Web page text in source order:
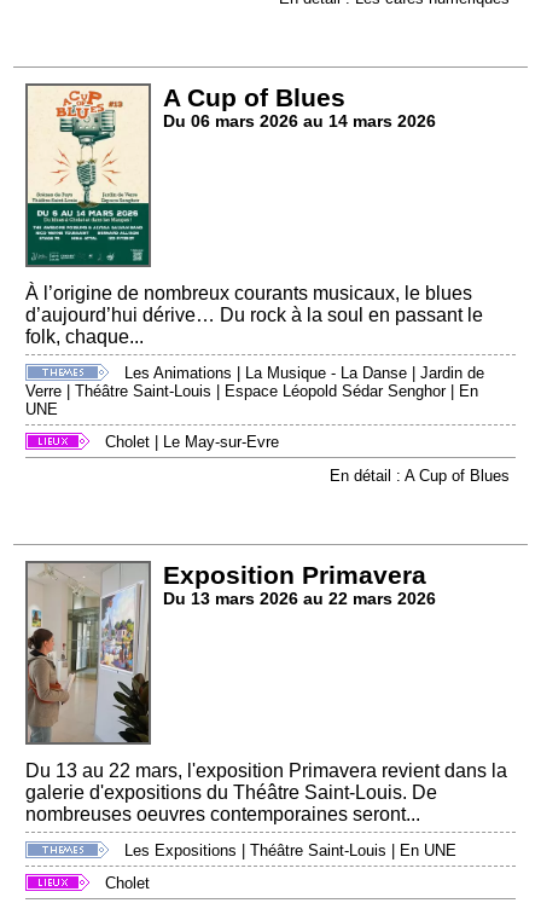
A Cup of Blues
Du 06 mars 2026 au 14 mars 2026
À l’origine de nombreux courants musicaux, le blues
d’aujourd’hui dérive… Du rock à la soul en passant le
folk, chaque...
Les Animations La Musique - La Danse |Jardin de
Verre |Théâtre Saint-Louis Espace Léopold Sédar Senghor|
En
UNE
Cholet
Le May-sur-Evre
En détail : A Cup of Blues
Exposition Primavera
Du 13 mars 2026 au 22 mars 2026
Du 13 au 22 mars, l'exposition Primavera revient dans la
galerie d'expositions du Théâtre Saint-Louis. De
nombreuses oeuvres contemporaines seront...
Les Expositions |Théâtre Saint-Louis | En UNE
Cholet